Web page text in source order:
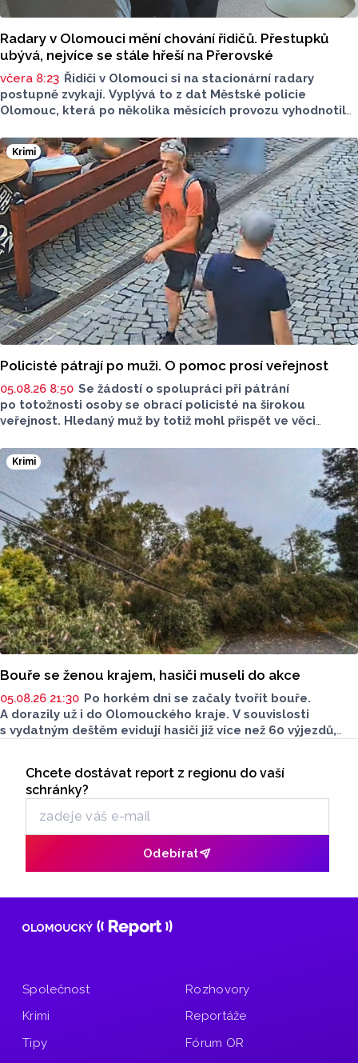
Radary v Olomouci mění chování řidičů. Přestupků
ubývá, nejvíce se stále hřeší na Přerovské
včera 8:23 Řidiči v Olomouci si na stacionární radary
postupně zvykají. Vyplývá to z dat Městské policie
Olomouc, která po několika měsících provozu vyhodnotila
zaznamenaných přestupků zde oproti prvním měsícům
výrazně klesl, v některých lokalitách až o polovinu.
O dopravě, ale i o případech, která musela Městská
policie Olomouc (MPO) řešit mluvil v pocastu Radia
Metropole s Tomášem Gottwaldem mluvčí MPO Petr
Čunderle.
Krimi
Policisté pátrají po muži. O pomoc prosí veřejnost
05.08.26 8:50 Se žádostí o spolupráci při pátrání
po totožnosti osoby se obrací policisté na širokou
veřejnost. Hledaný muž by totiž mohl přispět ve věci
Krimi
Bouře se ženou krajem, hasiči museli do akce
05.08.26 21:30 Po horkém dni se začaly tvořit bouře.
A dorazily už i do Olomouckého kraje. V souvislosti
s vydatným deštěm evidují hasiči již více než 60 výjezdů,
Odběr newsletteru
Chcete dostávat report z regionu do vaší
schránky?
Odebírat
Společnost
Krimi
Tipy
Rozhovory
Reportáže
Fórum OR